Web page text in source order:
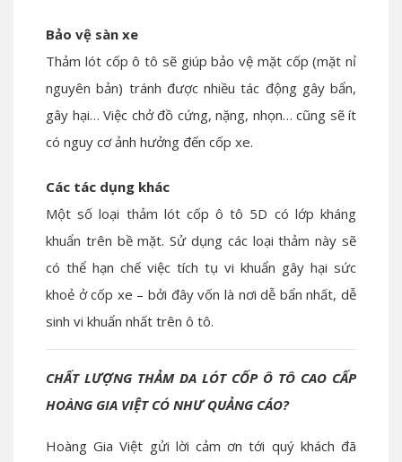
Bảo vệ sàn xe
Thảm lót cốp ô tô sẽ giúp bảo vệ mặt cốp (mặt nỉ
nguyên bản) tránh được nhiều tác động gây bẩn,
gây hại… Việc chở đồ cứng, nặng, nhọn… cũng sẽ ít
có nguy cơ ảnh hưởng đến cốp xe.
Các tác dụng khác
Một số loại thảm lót cốp ô tô 5D có lớp kháng
khuẩn trên bề mặt. Sử dụng các loại thảm này sẽ
có thể hạn chế việc tích tụ vi khuẩn gây hại sức
khoẻ ở cốp xe – bởi đây vốn là nơi dễ bẩn nhất, dễ
sinh vi khuẩn nhất trên ô tô.
CHẤT LƯỢNG THẢM DA LÓT CỐP Ô TÔ CAO CẤP
HOÀNG GIA VIỆT CÓ NHƯ QUẢNG CÁO?
Hoàng Gia Việt gửi lời cảm ơn tới quý khách đã